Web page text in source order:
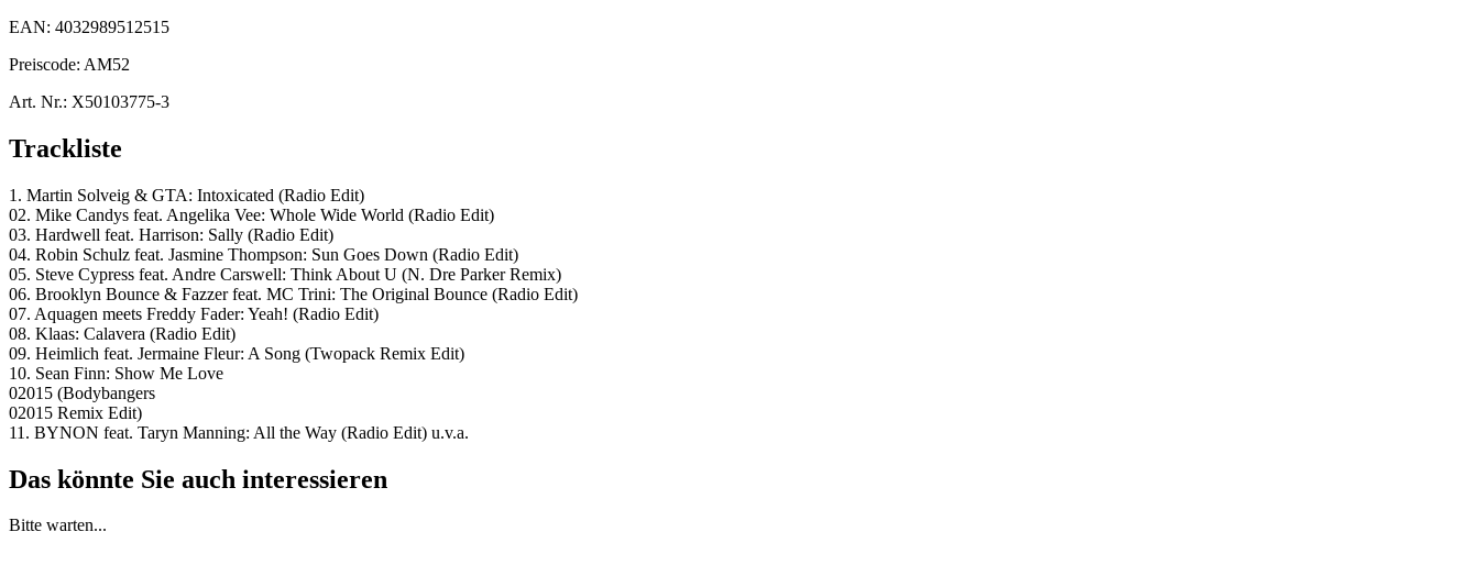
EAN: 4032989512515
Preiscode: AM52
Art. Nr.: X50103775-3
Trackliste
1. Martin Solveig & GTA: Intoxicated (Radio Edit)
02. Mike Candys feat. Angelika Vee: Whole Wide World (Radio Edit)
03. Hardwell feat. Harrison: Sally (Radio Edit)
04. Robin Schulz feat. Jasmine Thompson: Sun Goes Down (Radio Edit)
05. Steve Cypress feat. Andre Carswell: Think About U (N. Dre Parker Remix)
06. Brooklyn Bounce & Fazzer feat. MC Trini: The Original Bounce (Radio Edit)
07. Aquagen meets Freddy Fader: Yeah! (Radio Edit)
08. Klaas: Calavera (Radio Edit)
09. Heimlich feat. Jermaine Fleur: A Song (Twopack Remix Edit)
10. Sean Finn: Show Me Love
02015 (Bodybangers
02015 Remix Edit)
11. BYNON feat. Taryn Manning: All the Way (Radio Edit) u.v.a.
Das könnte Sie auch interessieren
Bitte warten...